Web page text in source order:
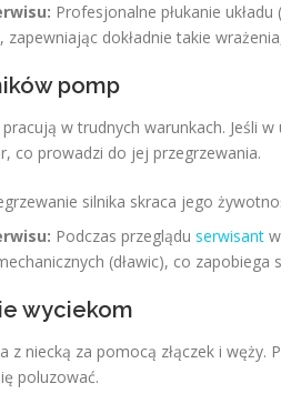
Profesjonalne płukanie układu
zapewniając dokładnie takie
pomp
w trudnych warunkach. Jeśli
co prowadzi do jej przegrzewania.
silnika skraca jego
Podczas przeglądu serwisant
(dławic), co zapobiega
wyciekom
z niecką za pomocą złączek i
poluzować.